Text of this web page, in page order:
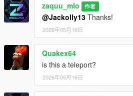
zaquu_mlo 作者
@Jackolly13 Thanks!
2026年05月16日
Quakex64
is this a teleport?
2026年05月16日